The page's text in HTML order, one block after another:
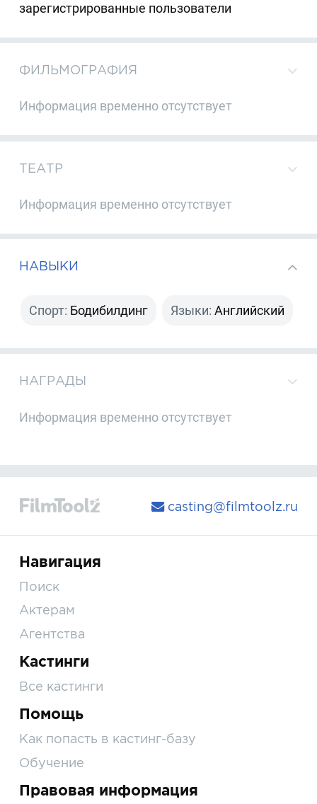
зарегистрированные пользователи
ФИЛЬМОГРАФИЯ
Информация временно отсутствует
ТЕАТР
Информация временно отсутствует
НАВЫКИ
Спорт: Бодибилдинг Языки: Английский
НАГРАДЫ
Информация временно отсутствует
casting@filmtoolz.ru
Навигация
Поиск
Актерам
Агентства
Кастинги
Все кастинги
Помощь
Как попасть в кастинг-базу
Обучение
Правовая информация